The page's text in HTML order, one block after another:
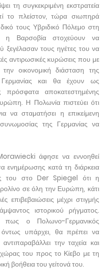
τη συγκεκριμένη εκστρατεία
το πλείστον, τώρα σιωπηρά
τους Υβριδικό Πόλεμο στη
η Βαρσοβία στοχεύουν να
τους ηγέτες του να
αντιρωσικές κυρώσεις που με
οικονομική διάσταση της
Γερμανίας και θα έχουν ως
πρόσφατα αποκατεστημένης
Η Πολωνία πιστεύει ότι
να σταματήσει η επικείμενη
της Γερμανίας να
άφησε να εννοηθεί
ενημέρωσης κατά τη διάρκεια
του στο Der Spiegel ότι η
σε όλη την Ευρώπη, κάτι
επιβεβαιώσεις μέχρι στιγμής
ιστορικού ρήγματος.
ο Πολωνο-Γερμανικός
όντως υπάρχει, θα πρέπει να
την ταχεία και
του προς το Κίεβο με τη
βοήθεια του γείτονά του.